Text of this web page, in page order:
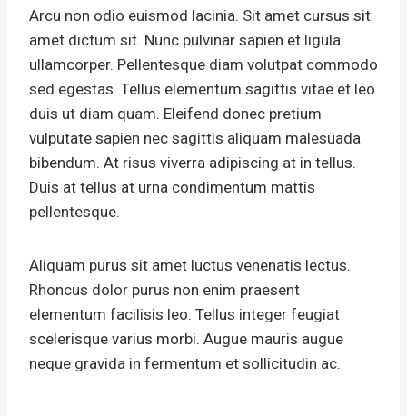
Arcu non odio euismod lacinia. Sit amet cursus sit
amet dictum sit. Nunc pulvinar sapien et ligula
ullamcorper. Pellentesque diam volutpat commodo
sed egestas. Tellus elementum sagittis vitae et leo
duis ut diam quam. Eleifend donec pretium
vulputate sapien nec sagittis aliquam malesuada
bibendum. At risus viverra adipiscing at in tellus.
Duis at tellus at urna condimentum mattis
pellentesque.
Aliquam purus sit amet luctus venenatis lectus.
Rhoncus dolor purus non enim praesent
elementum facilisis leo. Tellus integer feugiat
scelerisque varius morbi. Augue mauris augue
neque gravida in fermentum et sollicitudin ac.